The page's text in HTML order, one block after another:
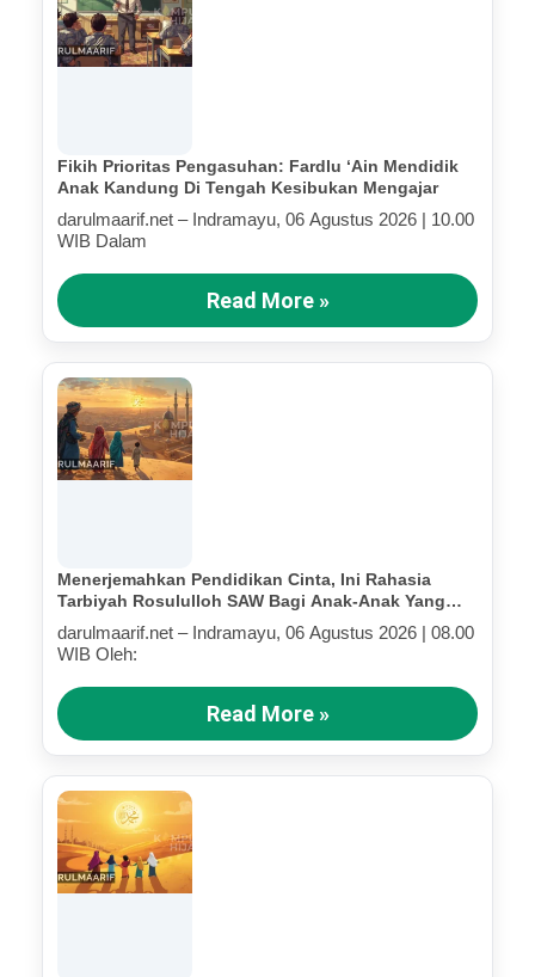
Fikih Prioritas Pengasuhan: Fardlu ‘Ain Mendidik
Anak Kandung Di Tengah Kesibukan Mengajar
darulmaarif.net – Indramayu, 06 Agustus 2026 | 10.00
WIB Dalam
Read More »
Menerjemahkan Pendidikan Cinta, Ini Rahasia
Tarbiyah Rosululloh SAW Bagi Anak-Anak Yang
Terluka (Bagian IV)
darulmaarif.net – Indramayu, 06 Agustus 2026 | 08.00
WIB Oleh:
Read More »